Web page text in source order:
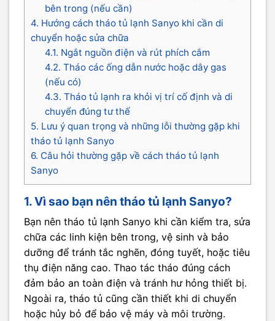
bên trong (nếu cần)
4. Hướng cách tháo tủ lạnh Sanyo khi cần di
chuyển hoặc sửa chữa
4.1. Ngắt nguồn điện và rút phích cắm
4.2. Tháo các ống dẫn nước hoặc dây gas
(nếu có)
4.3. Tháo tủ lạnh ra khỏi vị trí cố định và di
chuyển đúng tư thế
5. Lưu ý quan trọng và những lỗi thường gặp khi
tháo tủ lạnh Sanyo
6. Câu hỏi thường gặp về cách tháo tủ lạnh
Sanyo
1. Vì sao bạn nên tháo tủ lạnh Sanyo?
Bạn nên tháo tủ lạnh Sanyo khi cần kiểm tra, sửa
chữa các linh kiện bên trong, vệ sinh và bảo
dưỡng để tránh tắc nghẽn, đóng tuyết, hoặc tiêu
thụ điện năng cao. Thao tác tháo đúng cách
đảm bảo an toàn điện và tránh hư hỏng thiết bị.
Ngoài ra, tháo tủ cũng cần thiết khi di chuyển
hoặc hủy bỏ để bảo vệ máy và môi trường.